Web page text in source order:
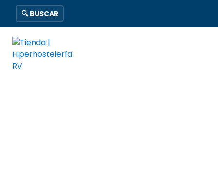
🔍 BUSCAR